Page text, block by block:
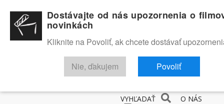
RECENZIE TRAILERY FILMOVÁ DATABÁZA
VYHĽADAŤ O NÁS
Dostávajte od nás upozornenia o
novinkách
Kliknite na Povoliť, ak chcete dostávať
Nie, ďakujem Povoliť